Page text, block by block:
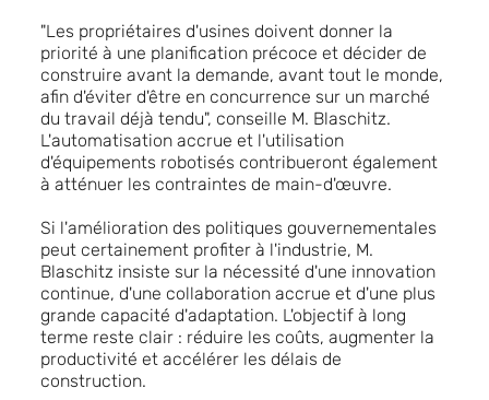
"Les propriétaires d'usines doivent donner la
priorité à une planification précoce et décider de
construire avant la demande, avant tout le monde,
afin d'éviter d'être en concurrence sur un marché
du travail déjà tendu", conseille M. Blaschitz.
L'automatisation accrue et l'utilisation
d'équipements robotisés contribueront également
à atténuer les contraintes de main-d'œuvre.
Si l'amélioration des politiques gouvernementales
peut certainement profiter à l'industrie, M.
Blaschitz insiste sur la nécessité d'une innovation
continue, d'une collaboration accrue et d'une plus
grande capacité d'adaptation. L'objectif à long
terme reste clair : réduire les coûts, augmenter la
productivité et accélérer les délais de
construction.